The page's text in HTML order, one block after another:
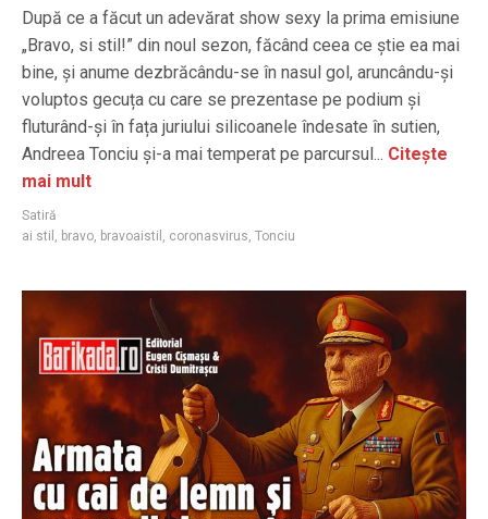
După ce a făcut un adevărat show sexy la prima emisiune
„Bravo, si stil!” din noul sezon, făcând ceea ce știe ea mai
bine, și anume dezbrăcându-se în nasul gol, aruncându-și
voluptos gecuța cu care se prezentase pe podium și
fluturând-și în fața juriului silicoanele îndesate în sutien,
Andreea Tonciu și-a mai temperat pe parcursul... Citește
mai mult
Satiră
ai stil , bravo, bravoaistil , coronasvirus, Tonciu